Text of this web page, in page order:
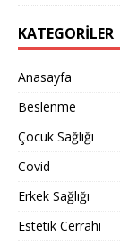
KATEGORILER
Anasayfa
Beslenme
Çocuk Sağlığı
Covid
Erkek Sağlığı
Estetik Cerrahi